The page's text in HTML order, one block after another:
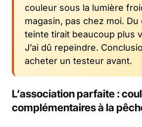
couleur sous la lumière
magasin, pas chez moi. Du
teinte tirait beaucoup plus
J’ai dû repeindre.
acheter un testeur avant.
L’association parfaite :
complémentaires à la